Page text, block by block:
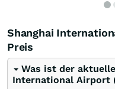
Shanghai
Preis
Was ist der
International Airport